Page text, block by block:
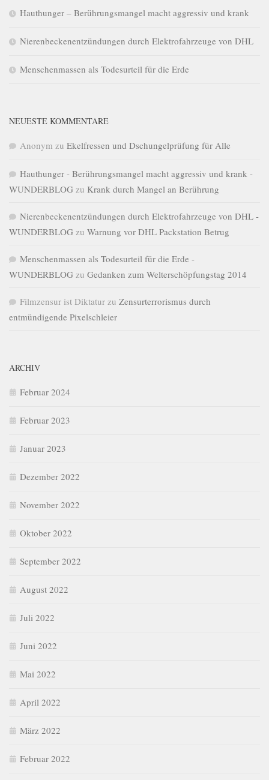
Hauthunger – Berührungsmangel macht aggressiv und krank
Nierenbeckenentzündungen durch Elektrofahrzeuge von DHL
Menschenmassen als Todesurteil für die Erde
NEUESTE KOMMENTARE
Anonym zu Ekelfressen und Dschungelprüfung für Alle
Hauthunger - Berührungsmangel macht aggressiv und krank -
WUNDERBLOG zu Krank durch Mangel an Berührung
Nierenbeckenentzündungen durch Elektrofahrzeuge von DHL -
WUNDERBLOG zu Warnung vor DHL Packstation Betrug
Menschenmassen als Todesurteil für die Erde -
WUNDERBLOG zu Gedanken zum Welterschöpfungstag 2014
Filmzensur ist Diktatur zu Zensurterrorismus durch
entmündigende Pixelschleier
ARCHIV
Februar 2024
Februar 2023
Januar 2023
Dezember 2022
November 2022
Oktober 2022
September 2022
August 2022
Juli 2022
Juni 2022
Mai 2022
April 2022
März 2022
Februar 2022